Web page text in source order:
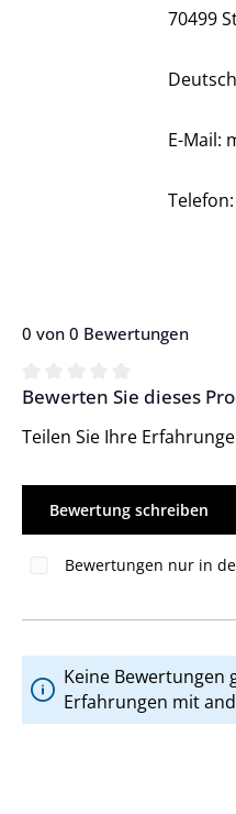
70499
E-Mail:
0 von 0 Bewertungen
Durchschnittliche
Bewerten Sie dieses
Teilen Sie Ihre
Bewertung schreiben
Bewertungen nur in
Keine Bewertungen
Erfahrungen mit